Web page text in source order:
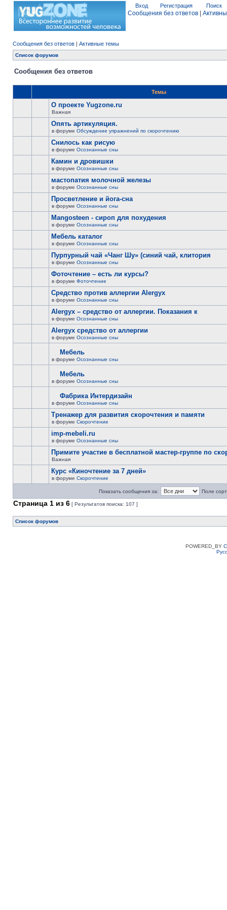
Вход Регистрация Поиск
Сообщения без ответов
Сообщения без ответов | Активные темы
Список форумов
Сообщения без ответов
Темы
О проекте Yugzone.ru
Важная
Опять артикуляция.
в форуме Обсуждение упражнений по скорочтению
Снилось как рисую
в форуме Осознанные сны
Камин и дровишки
в форуме Осознанные сны
мастопатия молочной железы
в форуме Осознанные сны
Просветление и йога-сна
в форуме Осознанные сны
Mangosteen - сироп для похудения
в форуме Осознанные сны
Мебель каталог
в форуме Осознанные сны
Пурпурный чай «Чанг Шу» (синий чай, клитория
в форуме Осознанные сны
Фоточтение – есть ли курсы?
в форуме Фоточтение
Cредство против аллергии Alergyx
в форуме Осознанные сны
Alergyx – средство от аллергии. Показания к
в форуме Осознанные сны
Alergyx средство от аллергии
в форуме Осознанные сны
Мебель
в форуме Осознанные сны
Мебель
в форуме Осознанные сны
Фабрика Интердизайн
в форуме Осознанные сны
Тренажер для развития скорочтения и памяти
в форуме Скорочтение
imp-mebeli.ru
в форуме Осознанные сны
Примите участие в бесплатной мастер-группе по
Важная
Курс «Киночтение за 7 дней»
в форуме Скорочтение
Показать сообщения за: Поле
Страница 1 из 6 [ Результатов поиска: 107 ]
Список форумов
POWERED_BY